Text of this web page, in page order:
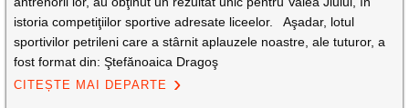
istoria competiţiilor sportive adresate liceelor. Aşadar, lotul
sportivilor petrileni care a stârnit aplauzele noastre, ale tuturor, a
fost format din: Ştefănoaica Dragoş
CITEȘTE MAI DEPARTE